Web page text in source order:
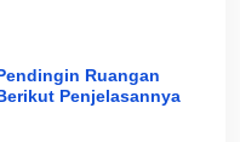
Ruangan
Penjelasannya